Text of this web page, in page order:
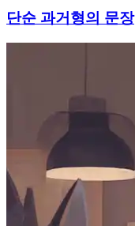
단순 과거형의 문장